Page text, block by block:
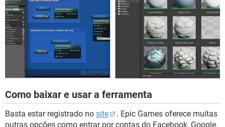
Como baixar e usar a ferramenta
Basta estar registrado no site
. Epic Games oferece muitas
outras opções como entrar por contas do Facebook, Google,